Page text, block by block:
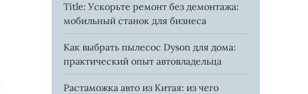
Title: Ускорьте ремонт без демонтажа:
мобильный станок для бизнеса
Как выбрать пылесос Dyson для дома:
практический опыт автовладельца
Растаможка авто из Китая: из чего